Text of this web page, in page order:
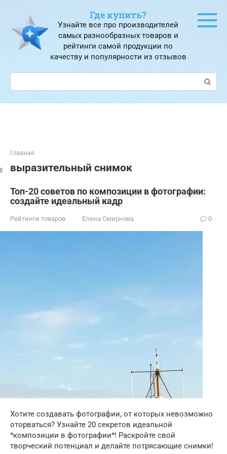
контенту
Где купить?
Узнайте все про производителей
самых разнообразных товаров и
рейтинги самой продукции по
качеству и популярности из отзывов
Поиск:
Главная
выразительный снимок
Топ-20 советов по композиции в фотографии:
создайте идеальный кадр
Рейтинги товаров Елена Смирнова 0
Хотите создавать фотографии, от которых невозможно
оторваться? Узнайте 20 секретов идеальной
*композиции в фотографии*! Раскройте свой
творческий потенциал и делайте потрясающие снимки!